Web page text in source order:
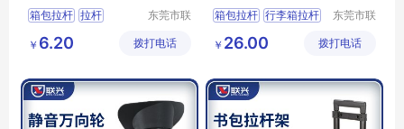
卸万向脚轮
箱包拉杆 拉杆
拉杆箱配件
东莞市联
件有限公
￥ 6.20 拨打电话
车铝拉杆批发
箱包拉杆 行李箱拉杆
箱包配件拉杆
东莞市联
件有限公
￥ 26.00 拨打电话